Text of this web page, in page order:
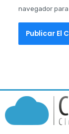
navegador